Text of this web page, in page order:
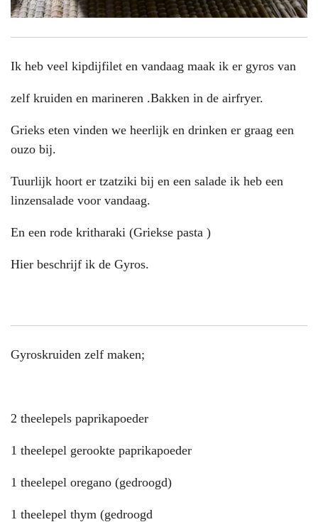
Ik heb veel kipdijfilet en vandaag maak ik er gyros van
zelf kruiden en marineren .Bakken in de airfryer.
Grieks eten vinden we heerlijk en drinken er graag een
ouzo bij.
Tuurlijk hoort er tzatziki bij en een salade ik heb een
linzensalade voor vandaag.
En een rode kritharaki (Griekse pasta )
Hier beschrijf ik de Gyros.
Gyroskruiden zelf maken;
2 theelepels paprikapoeder
1 theelepel gerookte paprikapoeder
1 theelepel oregano (gedroogd)
1 theelepel thym (gedroogd